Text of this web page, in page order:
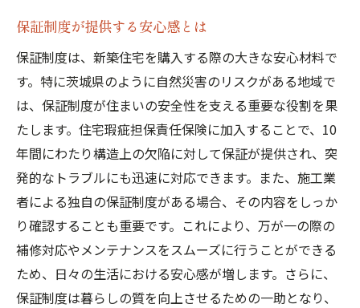
保証制度を活用する際のポイント
茨城県での保証制度の最新情報
保証制度を最大限に活用する方法
保証制度の契約時に確認すべきこと
安全な生活を保証する法的な基盤
保証制度活用による安心生活の実現
新築住宅を建てる際に知っておくべき保証制度
のポイント
新築保証制度の基本ポイント
保証制度に関する知識の深め方
新築時における保証の比較と検討
保証制度が提供する安心感とは
保証制度は、新築住宅を購入する際の大きな安心材料で
す。特に茨城県のように自然災害のリスクがある地域で
は、保証制度が住まいの安全性を支える重要な役割を果
たします。住宅瑕疵担保責任保険に加入することで、10
年間にわたり構造上の欠陥に対して保証が提供され、突
発的なトラブルにも迅速に対応できます。また、施工業
者による独自の保証制度がある場合、その内容をしっか
り確認することも重要です。これにより、万が一の際の
補修対応やメンテナンスをスムーズに行うことができる
ため、日々の生活における安心感が増します。さらに、
保証制度は暮らしの質を向上させるための一助となり、